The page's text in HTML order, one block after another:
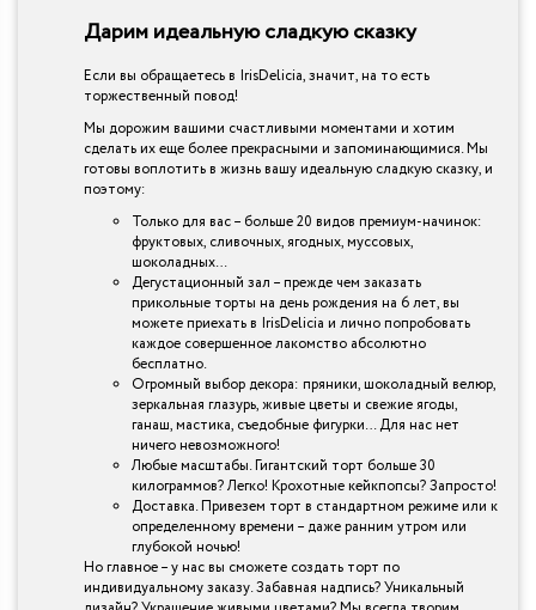
Дарим идеальную сладкую сказку
Если вы обращаетесь в IrisDelicia, значит, на то есть
торжественный повод!
Мы дорожим вашими счастливыми моментами и хотим
сделать их еще более прекрасными и запоминающимися. Мы
готовы воплотить в жизнь вашу идеальную сладкую сказку, и
поэтому:
Только для вас – больше 20 видов премиум-начинок:
фруктовых, сливочных, ягодных, муссовых,
шоколадных…
Дегустационный зал – прежде чем заказать
прикольные торты на день рождения на 6 лет, вы
можете приехать в IrisDelicia и лично попробовать
каждое совершенное лакомство абсолютно
бесплатно.
Огромный выбор декора: пряники, шоколадный велюр,
зеркальная глазурь, живые цветы и свежие ягоды,
ганаш, мастика, съедобные фигурки… Для нас нет
ничего невозможного!
Любые масштабы. Гигантский торт больше 30
килограммов? Легко! Крохотные кейкпопсы? Запросто!
Доставка. Привезем торт в стандартном режиме или к
определенному времени – даже ранним утром или
глубокой ночью!
Но главное – у нас вы сможете создать торт по
индивидуальному заказу. Забавная надпись? Уникальный